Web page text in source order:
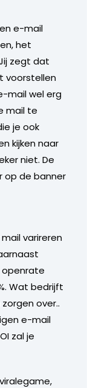
e-mail
het
zegt dat
voorstellen
mail wel erg
mail te
je ook
kijken naar
niet. De
op de banner
varireren
openrate
Wat bedrijft
over..
e-mail
zal je